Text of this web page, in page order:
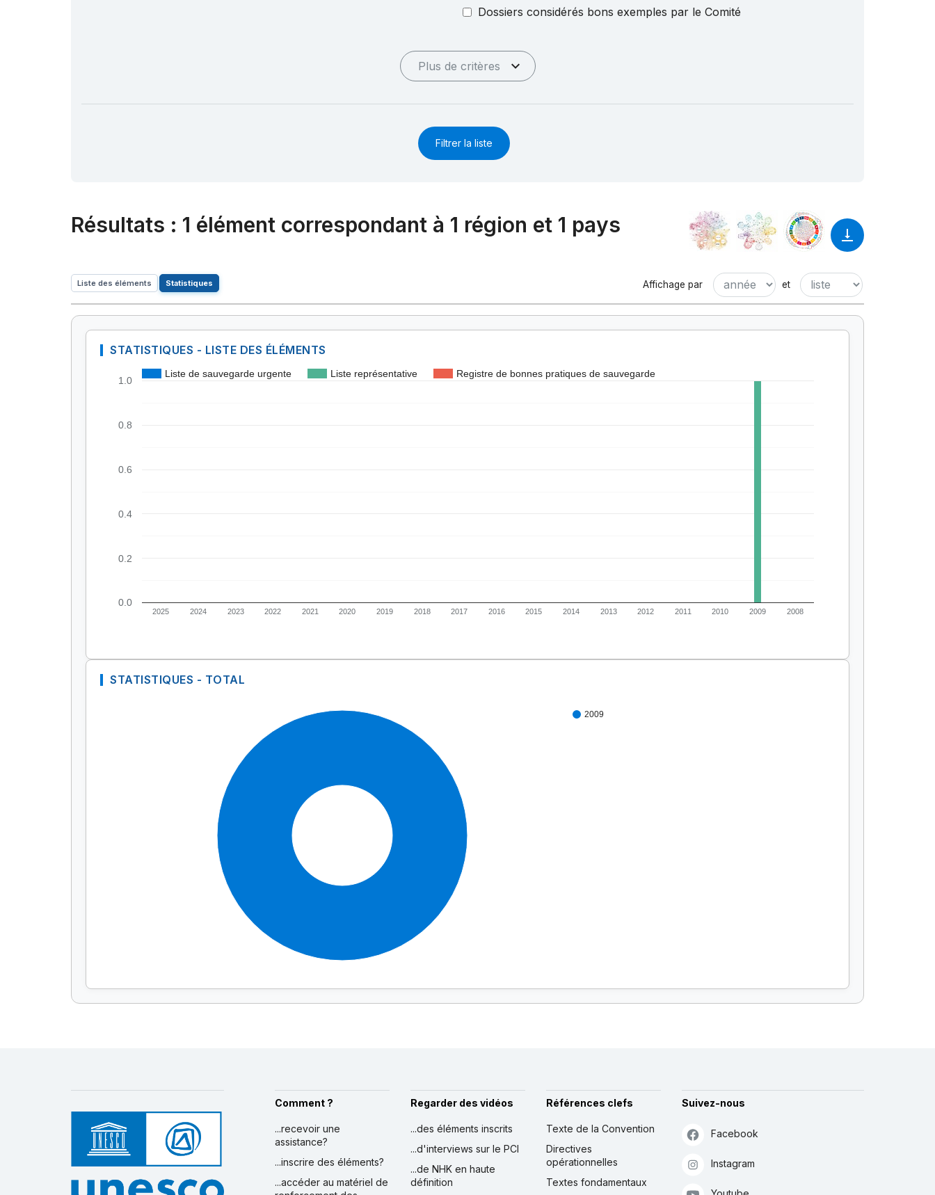
Dossiers considérés bons exemples par le Comité
Plus de critères
Filtrer la liste
Résultats : 1 élément correspondant à 1 région et 1 pays
Liste des éléments Statistiques Affichage par et
STATISTIQUES - LISTE DES ÉLÉMENTS
Liste de sauvegarde urgente Liste représentative Registre de bonnes pratiques de sauvegarde
2025 2024 2023 2022 2021 2020 2019 2018 2017 2016 2015 2014 2013 2012 2011 2010 2009 2008
0.0
0.2
0.4
0.6
0.8
1.0
STATISTIQUES - TOTAL
2009
Comment ?
...recevoir une
assistance?
...inscrire des éléments?
...accéder au matériel de
Regarder des vidéos
...des éléments inscrits
...d'interviews sur le PCI
...de NHK en haute
définition
Références clefs
Texte de la Convention
Directives
opérationnelles
Textes fondamentaux
Suivez-nous
Facebook
Instagram